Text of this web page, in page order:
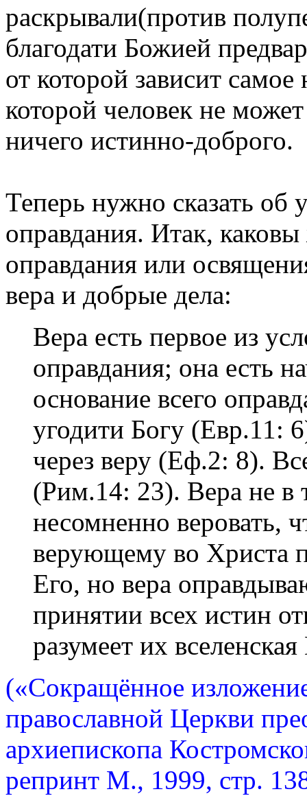
раскрывали(против
благодати Божией
от которой зависит
которой человек не
ничего истинно-доброго.
Теперь нужно сказать об
оправдания. Итак,
оправдания или
вера и добрые дела:
Вера есть первое из
оправдания; она есть
основание всего
угодити Богу (Евр.11:
через веру (Еф.2: 8).
(Рим.14: 23). Вера не в
несомненно веровать,
верующему во Христа
Его, но вера
принятии всех истин
разумеет их
(«Сокращённое
православной Церкви
архиепископа
репринт М., 1999, стр.